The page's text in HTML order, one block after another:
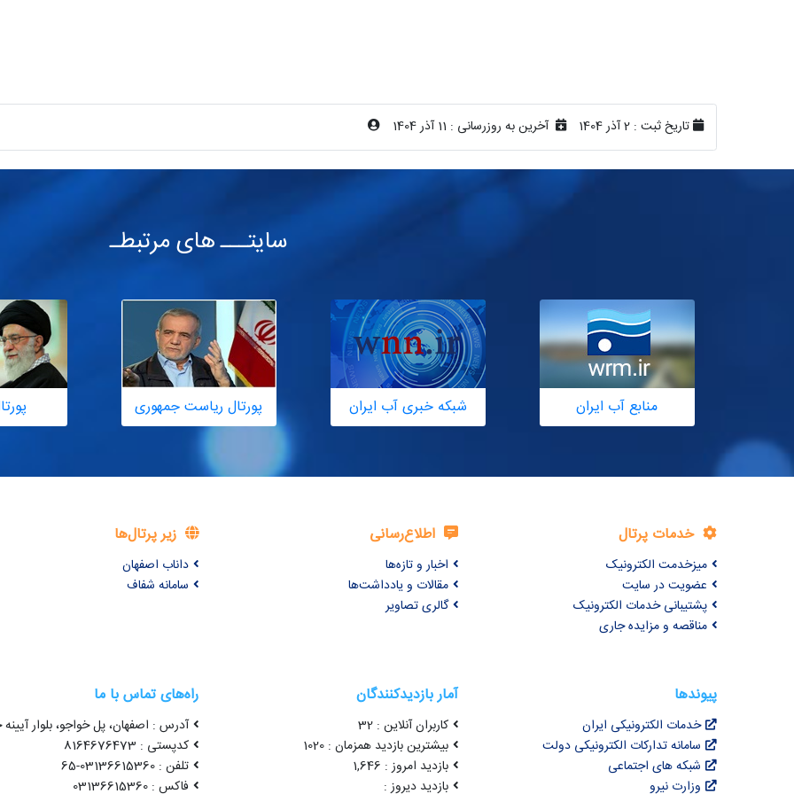
تاریخ ثبت : 2 آذر 1404 آخرین به روزرسانی : 11 آذر 1404
سایتـــ های مرتبطـ
منابع آب ایران شبکه خبری آب ایران پورتال ریاست جمهوری
خدمات پرتال
میزخدمت الکترونیک
عضویت در سایت
پشتیبانی خدمات الکترونیک
مناقصه و مزایده جاری
اطلاع‌رسانی
اخبار و تازه‌ها
مقالات و یادداشت‌ها
گالری تصاویر
زیر پرتال‌ها
داناب اصفهان
سامانه شفاف
پیوندها
خدمات الکترونیکی ایران
سامانه تدارکات الکترونیکی دولت
شبکه های اجتماعی
وزارت نیرو
آمار بازدیدکنندگان
کاربران آنلاین : 32
بیشترین بازدید همزمان : 1020
بازدید امروز : 1,646
بازدید دیروز :
راه‌های تماس با ما
آدرس : اصفهان، پل خواجو، بلوار آیینه
کدپستی : 8164676473
تلفن : 03136615360-65
فاکس : 03136615360